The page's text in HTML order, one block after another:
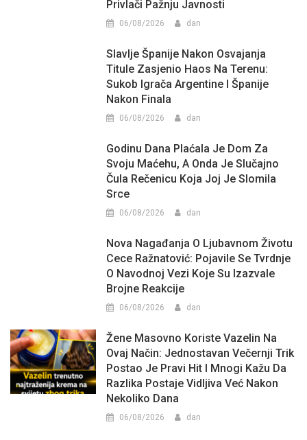
Privlači Pažnju Javnosti
06/08/2026 dan
Slavlje Španije Nakon Osvajanja
Titule Zasjenio Haos Na Terenu:
Sukob Igrača Argentine I Španije
Nakon Finala
06/08/2026 dan
Godinu Dana Plaćala Je Dom Za
Svoju Maćehu, A Onda Je Slučajno
Čula Rečenicu Koja Joj Je Slomila
Srce
06/08/2026 dan
Nova Nagađanja O Ljubavnom Životu
Cece Ražnatović: Pojavile Se Tvrdnje
O Navodnoj Vezi Koje Su Izazvale
Brojne Reakcije
06/08/2026 dan
Žene Masovno Koriste Vazelin Na
Ovaj Način: Jednostavan Večernji Trik
Postao Je Pravi Hit I Mnogi Kažu Da
Razlika Postaje Vidljiva Već Nakon
Nekoliko Dana
06/08/2026 dan